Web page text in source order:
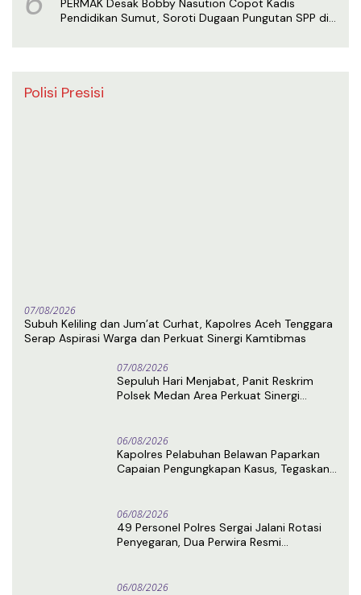
PERMAK Desak Bobby Nasution Copot Kadis
Pendidikan Sumut, Soroti Dugaan Pungutan SPP di
Polisi Presisi
07/08/2026
Subuh Keliling dan Jum’at Curhat, Kapolres Aceh Tenggara
Serap Aspirasi Warga dan Perkuat Sinergi Kamtibmas
07/08/2026
Sepuluh Hari Menjabat, Panit Reskrim
Polsek Medan Area Perkuat Sinergi
06/08/2026
Kapolres Pelabuhan Belawan Paparkan
Capaian Pengungkapan Kasus, Tegaskan
06/08/2026
49 Personel Polres Sergai Jalani Rotasi
Penyegaran, Dua Perwira Resmi
06/08/2026